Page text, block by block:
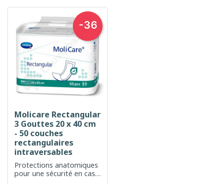
Molicare Rectangular
3 Gouttes 20 x 40 cm
- 50 couches
rectangulaires
intraversables
Protections anatomiques
pour une sécurité en cas
-36
%